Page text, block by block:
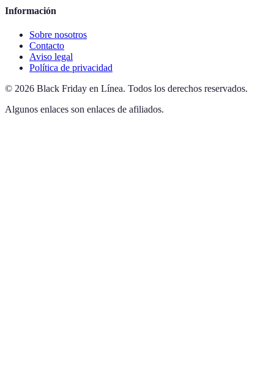
Información
Sobre nosotros
Contacto
Aviso legal
Política de privacidad
© 2026 Black Friday en Línea. Todos los derechos reservados.
Algunos enlaces son enlaces de afiliados.